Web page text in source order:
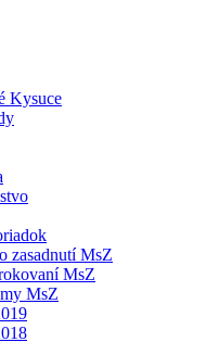
Kysuce
zasadnutí MsZ
MsZ
MsZ